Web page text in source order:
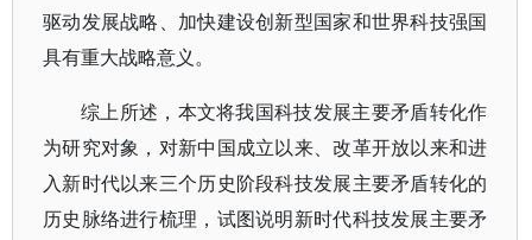
驱动发展战略、加快建设创新型国家和世界科技强国
具有重大战略意义。
综上所述，本文将我国科技发展主要矛盾转化作
为研究对象，对新中国成立以来、改革开放以来和进
入新时代以来三个历史阶段科技发展主要矛盾转化的
历史脉络进行梳理，试图说明新时代科技发展主要矛